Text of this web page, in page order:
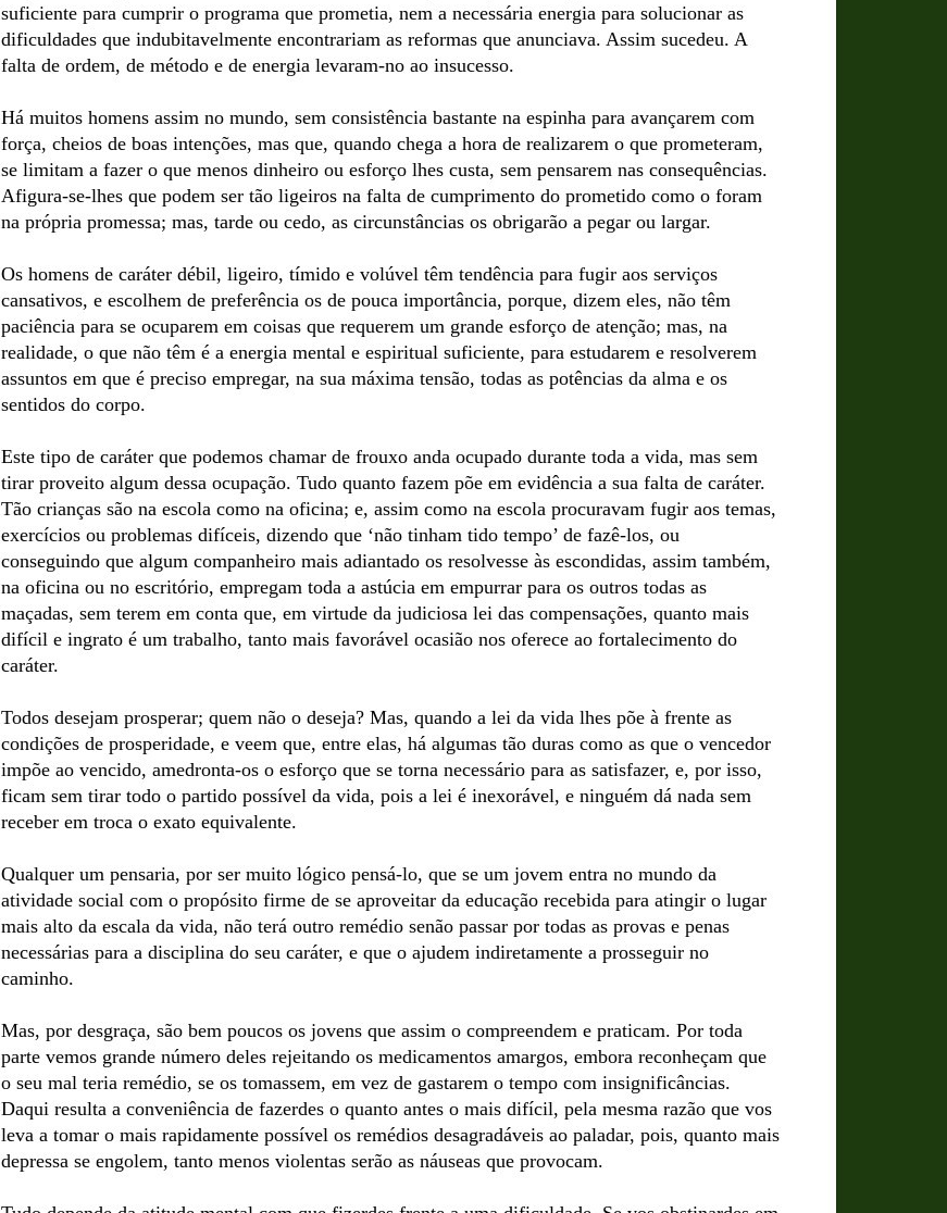
suficiente para cumprir o programa que prometia, nem a necessária energia para solucionar as
dificuldades que indubitavelmente encontrariam as reformas que anunciava. Assim sucedeu. A
falta de ordem, de método e de energia levaram-no ao insucesso.
Há muitos homens assim no mundo, sem consistência bastante na espinha para avançarem com
força, cheios de boas intenções, mas que, quando chega a hora de realizarem o que prometeram,
se limitam a fazer o que menos dinheiro ou esforço lhes custa, sem pensarem nas consequências.
Afigura-se-lhes que podem ser tão ligeiros na falta de cumprimento do prometido como o foram
na própria promessa; mas, tarde ou cedo, as circunstâncias os obrigarão a pegar ou largar.
Os homens de caráter débil, ligeiro, tímido e volúvel têm tendência para fugir aos serviços
cansativos, e escolhem de preferência os de pouca importância, porque, dizem eles, não têm
paciência para se ocuparem em coisas que requerem um grande esforço de atenção; mas, na
realidade, o que não têm é a energia mental e espiritual suficiente, para estudarem e resolverem
assuntos em que é preciso empregar, na sua máxima tensão, todas as potências da alma e os
sentidos do corpo.
Este tipo de caráter que podemos chamar de frouxo anda ocupado durante toda a vida, mas sem
tirar proveito algum dessa ocupação. Tudo quanto fazem põe em evidência a sua falta de caráter.
Tão crianças são na escola como na oficina; e, assim como na escola procuravam fugir aos temas,
exercícios ou problemas difíceis, dizendo que ‘não tinham tido tempo’ de fazê-los, ou
conseguindo que algum companheiro mais adiantado os resolvesse às escondidas, assim também,
na oficina ou no escritório, empregam toda a astúcia em empurrar para os outros todas as
maçadas, sem terem em conta que, em virtude da judiciosa lei das compensações, quanto mais
difícil e ingrato é um trabalho, tanto mais favorável ocasião nos oferece ao fortalecimento do
caráter.
Todos desejam prosperar; quem não o deseja? Mas, quando a lei da vida lhes põe à frente as
condições de prosperidade, e veem que, entre elas, há algumas tão duras como as que o vencedor
impõe ao vencido, amedronta-os o esforço que se torna necessário para as satisfazer, e, por isso,
ficam sem tirar todo o partido possível da vida, pois a lei é inexorável, e ninguém dá nada sem
receber em troca o exato equivalente.
Qualquer um pensaria, por ser muito lógico pensá-lo, que se um jovem entra no mundo da
atividade social com o propósito firme de se aproveitar da educação recebida para atingir o lugar
mais alto da escala da vida, não terá outro remédio senão passar por todas as provas e penas
necessárias para a disciplina do seu caráter, e que o ajudem indiretamente a prosseguir no
caminho.
Mas, por desgraça, são bem poucos os jovens que assim o compreendem e praticam. Por toda
parte vemos grande número deles rejeitando os medicamentos amargos, embora reconheçam que
o seu mal teria remédio, se os tomassem, em vez de gastarem o tempo com insignificâncias.
Daqui resulta a conveniência de fazerdes o quanto antes o mais difícil, pela mesma razão que vos
leva a tomar o mais rapidamente possível os remédios desagradáveis ao paladar, pois, quanto mais
depressa se engolem, tanto menos violentas serão as náuseas que provocam.